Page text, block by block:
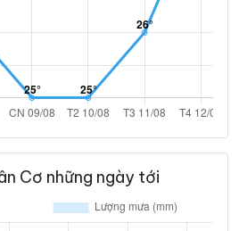
Cơ những ngày tới